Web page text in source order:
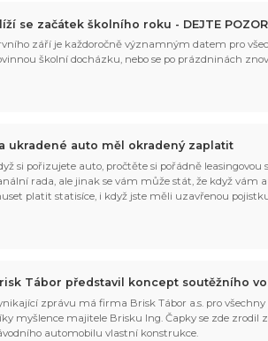
se začátek školního roku - DEJTE POZOR
září je každoročně významným datem pro
školní docházku, nebo se po prázdninách
ukradené auto měl okradený zaplatit
si pořizujete auto, pročtěte si pořádně leasingovou
rada, ale jinak se vám může stát, že když vám
platit statisíce, i když jste měli uzavřenou
Tábor představil koncept soutěžního
zprávu má firma Brisk Tábor a.s. pro
myšlence majitele Brisku Ing. Čapky se zde zrodil
automobilu vlastní konstrukce.